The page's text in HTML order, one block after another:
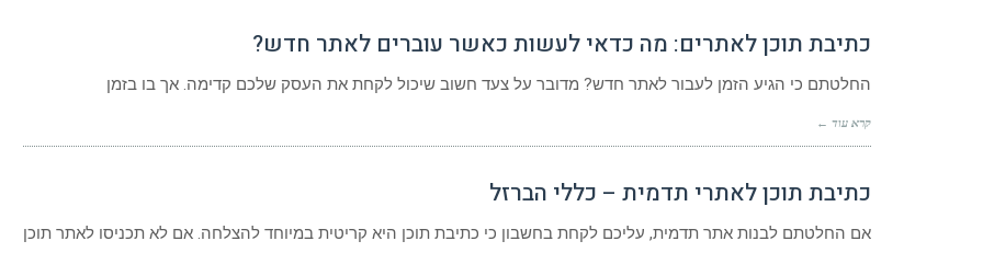
כתיבת תוכן לאתרים: מה כדאי לעשות כאשר עוברים לאתר חדש?
החלטתם כי הגיע הזמן לעבור לאתר חדש? מדובר על צעד חשוב שיכול לקחת את העסק שלכם קדימה. אך בו בזמן
קרא עוד ←
כתיבת תוכן לאתרי תדמית – כללי הברזל
אם החלטתם לבנות אתר תדמית, עליכם לקחת בחשבון כי כתיבת תוכן היא קריטית במיוחד להצלחה. אם לא תכניסו לאתר תוכן